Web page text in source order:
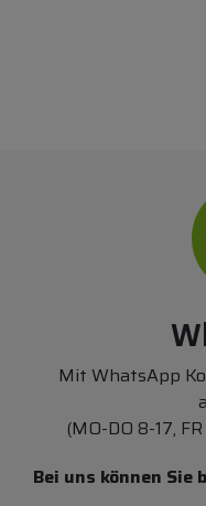
Mit WhatsApp
(MO-DO 8-17,
Bei uns können Sie